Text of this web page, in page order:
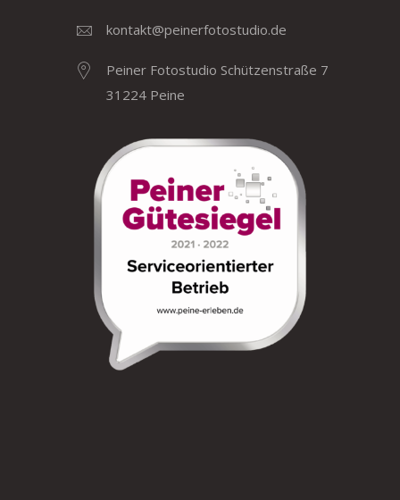
kontakt@peinerfotostudio.de
Peiner Fotostudio Schützenstraße 7
31224 Peine